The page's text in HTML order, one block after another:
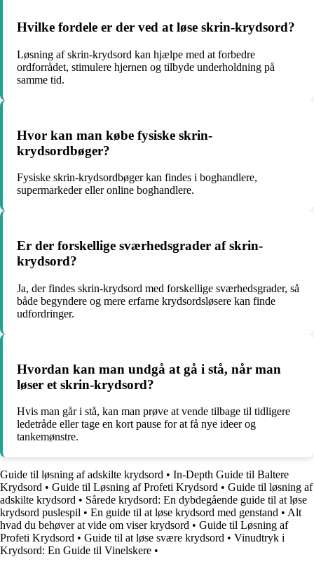
Hvilke fordele er der ved at løse skrin-krydsord?
Løsning af skrin-krydsord kan hjælpe med at forbedre
ordforrådet, stimulere hjernen og tilbyde underholdning på
samme tid.
Hvor kan man købe fysiske skrin-
krydsordbøger?
Fysiske skrin-krydsordbøger kan findes i boghandlere,
supermarkeder eller online boghandlere.
Er der forskellige sværhedsgrader af skrin-
krydsord?
Ja, der findes skrin-krydsord med forskellige sværhedsgrader, så
både begyndere og mere erfarne krydsordsløsere kan finde
udfordringer.
Hvordan kan man undgå at gå i stå, når man
løser et skrin-krydsord?
Hvis man går i stå, kan man prøve at vende tilbage til tidligere
ledetråde eller tage en kort pause for at få nye ideer og
tankemønstre.
Guide til løsning af adskilte krydsord • In-Depth Guide til Baltere
Krydsord • Guide til Løsning af Profeti Krydsord • Guide til løsning af
adskilte krydsord • Sårede krydsord: En dybdegående guide til at løse
krydsord puslespil • En guide til at løse krydsord med genstand • Alt
hvad du behøver at vide om viser krydsord • Guide til Løsning af
Profeti Krydsord • Guide til at løse svære krydsord • Vinudtryk i
Krydsord: En Guide til Vinelskere •